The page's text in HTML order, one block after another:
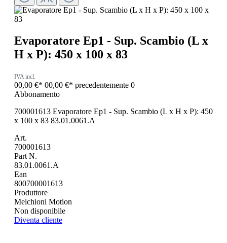
Evaporatore Ep1 - Sup. Scambio (L x
H x P): 450 x 100 x 83
IVA incl.
00,00 €* 00,00 €* precedentemente 0
Abbonamento
700001613 Evaporatore Ep1 - Sup. Scambio (L x H x P): 450
x 100 x 83 83.01.0061.A
Art.
700001613
Part N.
83.01.0061.A
Ean
800700001613
Produttore
Melchioni Motion
Non disponibile
Diventa cliente